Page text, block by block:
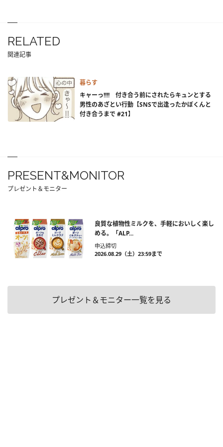
RELATED
関連記事
暮らす
キャーっ!!!! 付き合う前にされたらキュンとする
男性のあざとい行動【SNSで出逢ったかぼくんと
付き合うまで #21】
PRESENT&MONITOR
プレゼント＆モニター
良質な植物性ミルクを、手軽においしく楽し
める。「ALP...
申込締切
2026.08.29（土）23:59まで
プレゼント＆モニター一覧を見る